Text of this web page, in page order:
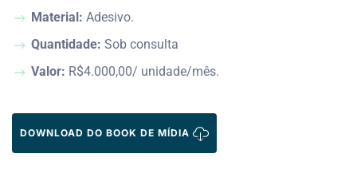
Material: Adesivo.
Quantidade: Sob consulta
Valor: R$4.000,00/ unidade/mês.
DOWNLOAD DO BOOK DE MÍDIA